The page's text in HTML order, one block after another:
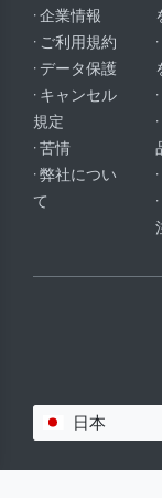
· 企業情報
· ご利用規約
· データ保護
· キャンセル
規定
· 苦情
· 弊社につい
て
日本